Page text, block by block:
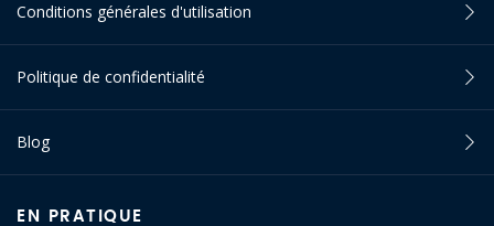
Conditions générales d'utilisation
Politique de confidentialité
Blog
EN PRATIQUE